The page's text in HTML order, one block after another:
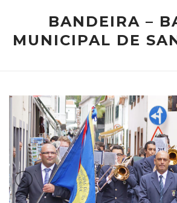
BANDEIRA –
MUNICIPAL DE